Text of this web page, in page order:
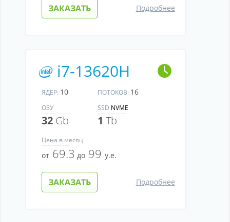
ЗАКАЗАТЬ Подробнее
i7-13620H
ЯДЕР: 10 ПОТОКОВ: 16
ОЗУ
32Gb
SSD NVME
1 Tb
Цена в месяц
от69.3 до99 у.е.
ЗАКАЗАТЬ Подробнее